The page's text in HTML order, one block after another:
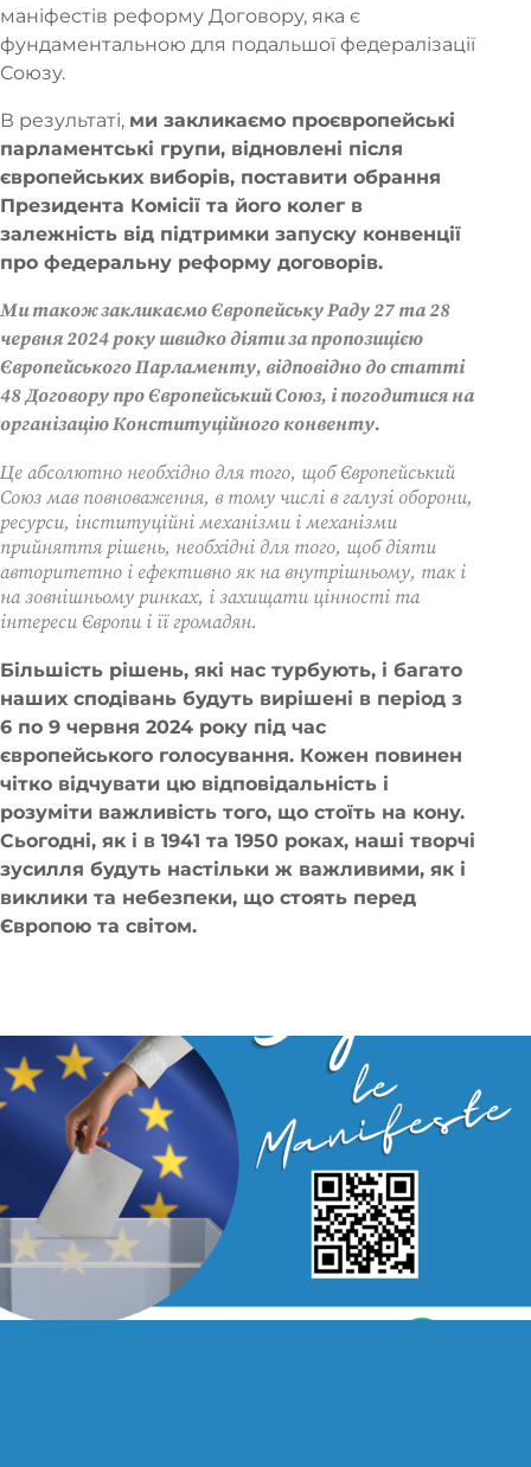
маніфестів реформу Договору, яка є
фундаментальною для подальшої федералізації
Союзу.
В результаті, ми закликаємо проєвропейські
парламентські групи, відновлені після
європейських виборів, поставити обрання
Президента Комісії та його колег в
залежність від підтримки запуску конвенції
про федеральну реформу договорів.
Ми також закликаємо Європейську Раду 27 та 28
червня 2024 року швидко діяти за пропозицією
Європейського Парламенту, відповідно до статті
48 Договору про Європейський Союз, і погодитися на
організацію Конституційного конвенту.
Це абсолютно необхідно для того, щоб Європейський
Союз мав повноваження, в тому числі в галузі оборони,
ресурси, інституційні механізми і механізми
прийняття рішень, необхідні для того, щоб діяти
авторитетно і ефективно як на внутрішньому, так і
на зовнішньому ринках, і захищати цінності та
інтереси Європи і її громадян.
Більшість рішень, які нас турбують, і багато
наших сподівань будуть вирішені в період з
6 по 9 червня 2024 року під час
європейського голосування. Кожен повинен
чітко відчувати цю відповідальність і
розуміти важливість того, що стоїть на кону.
Сьогодні, як і в 1941 та 1950 роках, наші творчі
зусилля будуть настільки ж важливими, як і
виклики та небезпеки, що стоять перед
Європою та світом.